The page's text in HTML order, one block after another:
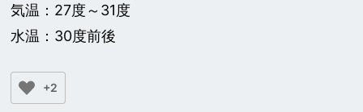
気温：27度～31度
水温：30度前後
+2